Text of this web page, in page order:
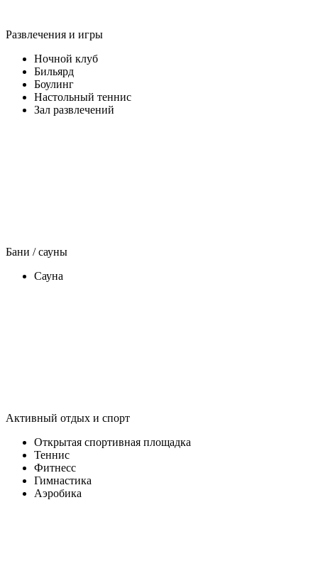
Развлечения и игры
Ночной клуб
Бильярд
Боулинг
Настольный теннис
Зал развлечений
Бани / сауны
Сауна
Активный отдых и спорт
Открытая спортивная площадка
Теннис
Фитнесс
Гимнастика
Аэробика